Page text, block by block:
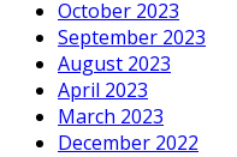
October 2023
September 2023
August 2023
April 2023
March 2023
December 2022